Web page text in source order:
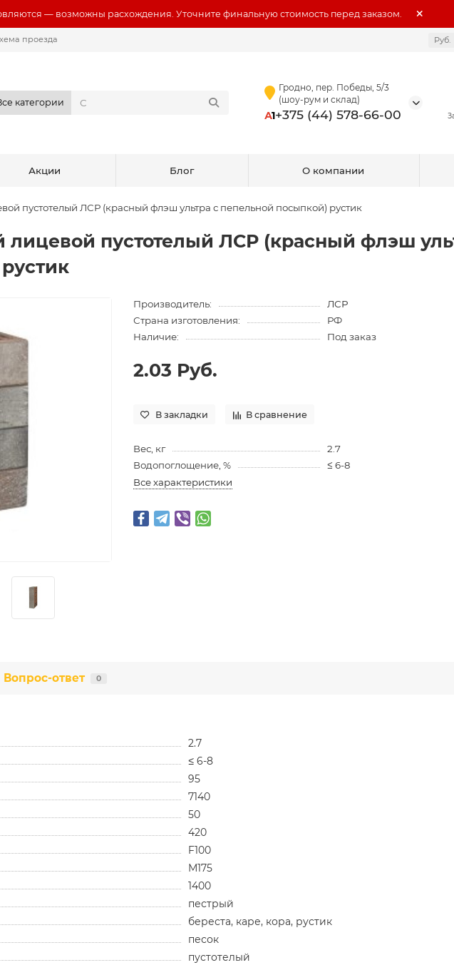
— возможны расхождения. Уточните финальную стоимость перед заказом.
проезда Руб.
категории
Гродно, пер. Победы, 5/3
(шоу-рум и склад)
А1+375 (44) 578-66-00
Акции Блог О компании
пустотелый ЛСР (красный флэш ультра с пепельной посыпкой) рустик
пустотелый ЛСР (красный флэш
Производитель:
ЛСР
Страна изготовления:
РФ
Наличие:
Под заказ
2.03 Руб.
В закладки В сравнение
Вес, кг
2.7
Водопоглощение, %
≤ 6-8
Все характеристики
Вопрос-ответ 0
2.7
≤ 6-8
95
7140
50
420
F100
М175
1400
пестрый
береста, каре, кора, рустик
песок
пустотелый